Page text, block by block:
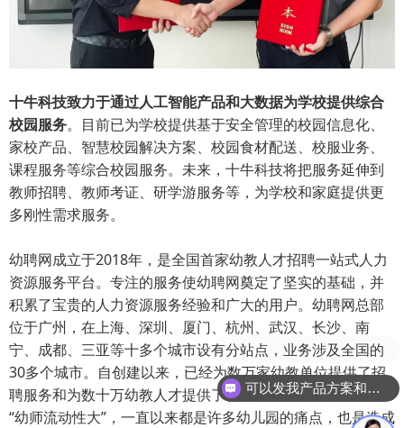
十牛科技致力于通过人工智能产品和大数据为学校提供综合
校园服务。目前已为学校提供基于安全管理的校园信息化、
家校产品、智慧校园解决方案、校园食材配送、校服业务、
课程服务等综合校园服务。未来，十牛科技将把服务延伸到
教师招聘、教师考证、研学游服务等，为学校和家庭提供更
多刚性需求服务。
幼聘网成立于2018年，是全国首家幼教人才招聘一站式人力
资源服务平台。专注的服务使幼聘网奠定了坚实的基础，并
积累了宝贵的人力资源服务经验和广大的用户。幼聘网总部
位于广州，在上海、深圳、厦门、杭州、武汉、长沙、南
宁、成都、三亚等十多个城市设有分站点，业务涉及全国的
30多个城市。自创建以来，已经为数万家幼教单位提供了招
聘服务和为数十万幼教人才提供了就业帮助。
“幼师流动性大”，一直以来都是许多幼儿园的痛点，也是造成
可以发我产品方案和项目资料吗